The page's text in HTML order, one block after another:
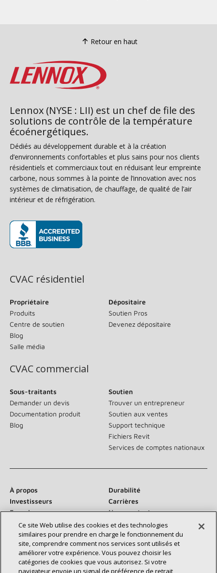
Retour en haut
Lennox (NYSE : LII) est un chef de file des
solutions de contrôle de la température
écoénergétiques.
Dédiés au développement durable et à la création
d’environnements confortables et plus sains pour nos clients
résidentiels et commerciaux tout en réduisant leur empreinte
carbone, nous sommes à la pointe de l’innovation avec nos
systèmes de climatisation, de chauffage, de qualité de l’air
intérieur et de réfrigération.
CVAC résidentiel
Propriétaire
Produits
Centre de soutien
Blog
Salle média
Dépositaire
Soutien Pros
Devenez dépositaire
CVAC commercial
Sous-traitants
Demander un devis
Documentation produit
Blog
Soutien
Trouver un entrepreneur
Soutien aux ventes
Support technique
Fichiers Revit
Services de comptes nationaux
À propos
Durabilité
Investisseurs
Carrières
Fournisseurs
Nous contacter
Salle de presse
Communiquez avec nous :
Ce site Web utilise des cookies et des technologies
similaires pour prendre en charge le fonctionnement du
site, comprendre comment nos services sont utilisés et
améliorer votre expérience. Vous pouvez choisir les
catégories de cookies que vous autorisez. Si votre
navigateur envoie un signal de préférence de retrait,